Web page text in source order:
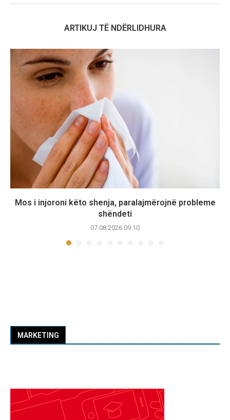
ARTIKUJ TË NDËRLIDHURA
Mos i injoroni këto shenja, paralajmërojnë probleme
shëndeti
07.08.2026 09:10
MARKETING